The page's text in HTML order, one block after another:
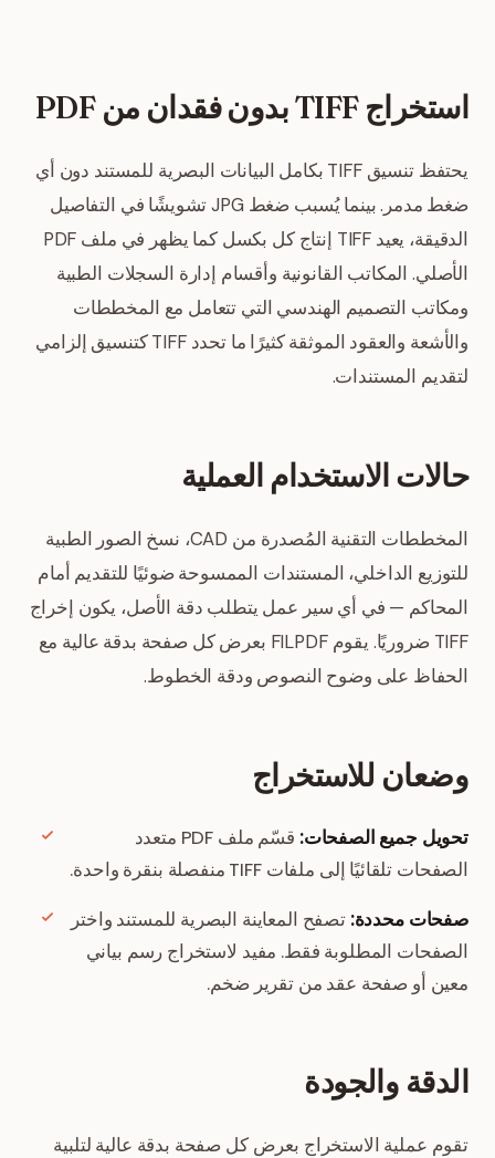
استخراج TIFF بدون فقدان من PDF
يحتفظ تنسيق TIFF بكامل البيانات البصرية للمستند دون أي
ضغط مدمر. بينما يُسبب ضغط JPG تشويشًا في التفاصيل
الدقيقة، يعيد TIFF إنتاج كل بكسل كما يظهر في ملف PDF
الأصلي. المكاتب القانونية وأقسام إدارة السجلات الطبية
ومكاتب التصميم الهندسي التي تتعامل مع المخططات
والأشعة والعقود الموثقة كثيرًا ما تحدد TIFF كتنسيق إلزامي
لتقديم المستندات.
حالات الاستخدام العملية
المخططات التقنية المُصدرة من CAD، نسخ الصور الطبية
للتوزيع الداخلي، المستندات الممسوحة ضوئيًا للتقديم أمام
المحاكم — في أي سير عمل يتطلب دقة الأصل، يكون إخراج
TIFF ضروريًا. يقوم FILPDF بعرض كل صفحة بدقة عالية مع
الحفاظ على وضوح النصوص ودقة الخطوط.
وضعان للاستخراج
تحويل جميع الصفحات:
قسّم ملف PDF متعدد
الصفحات تلقائيًا إلى ملفات TIFF منفصلة بنقرة واحدة.
صفحات محددة: تصفح المعاينة البصرية للمستند واختر
الصفحات المطلوبة فقط. مفيد لاستخراج رسم بياني
معين أو صفحة عقد من تقرير ضخم.
الدقة والجودة
تقوم عملية الاستخراج بعرض كل صفحة بدقة عالية لتلبية